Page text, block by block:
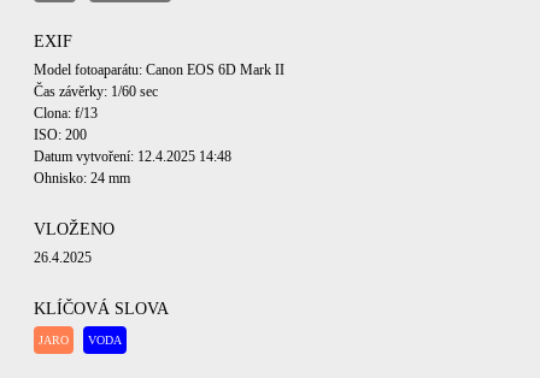
EXIF
Model fotoaparátu: Canon EOS 6D Mark II
Čas závěrky: 1/60 sec
Clona: f/13
ISO: 200
Datum vytvoření: 12.4.2025 14:48
Ohnisko: 24 mm
VLOŽENO
26.4.2025
KLÍČOVÁ SLOVA
JARO VODA